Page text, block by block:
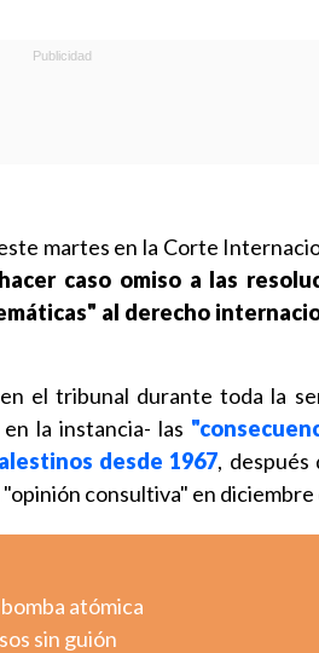
martes en la Corte
caso omiso a las
al derecho
el tribunal durante toda la
la instancia- las
desde 1967, después
consultiva" en diciembre
atómica
sin guión